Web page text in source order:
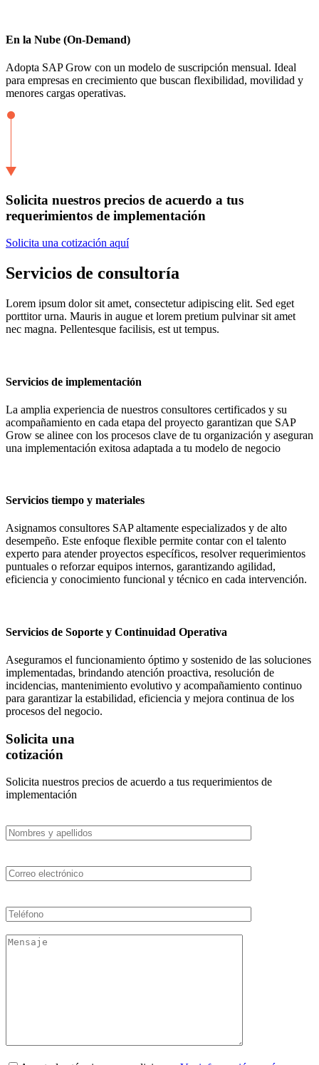
En la Nube (On-Demand)
Adopta SAP Grow con un modelo de suscripción mensual. Ideal
para empresas en crecimiento que buscan flexibilidad, movilidad y
menores cargas operativas.
Solicita nuestros precios de acuerdo a tus
requerimientos de implementación
Solicita una cotización aquí
Servicios de consultoría
Lorem ipsum dolor sit amet, consectetur adipiscing elit. Sed eget
porttitor urna. Mauris in augue et lorem pretium pulvinar sit amet
nec magna. Pellentesque facilisis, est ut tempus.
Servicios de implementación
La amplia experiencia de nuestros consultores certificados y su
acompañamiento en cada etapa del proyecto garantizan que SAP
Grow se alinee con los procesos clave de tu organización y aseguran
una implementación exitosa adaptada a tu modelo de negocio
Servicios tiempo y materiales
Asignamos consultores SAP altamente especializados y de alto
desempeño. Este enfoque flexible permite contar con el talento
experto para atender proyectos específicos, resolver requerimientos
puntuales o reforzar equipos internos, garantizando agilidad,
eficiencia y conocimiento funcional y técnico en cada intervención.
Servicios de Soporte y Continuidad Operativa
Aseguramos el funcionamiento óptimo y sostenido de las soluciones
implementadas, brindando atención proactiva, resolución de
incidencias, mantenimiento evolutivo y acompañamiento continuo
para garantizar la estabilidad, eficiencia y mejora continua de los
procesos del negocio.
Solicita una
cotización
Solicita nuestros precios de acuerdo a tus requerimientos de
implementación